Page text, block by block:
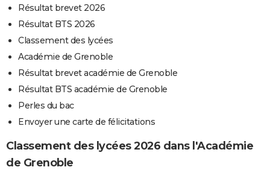
Résultat brevet 2026
Résultat BTS 2026
Classement des lycées
Académie de Grenoble
Résultat brevet académie de Grenoble
Résultat BTS académie de Grenoble
Perles du bac
Envoyer une carte de félicitations
Classement des lycées 2026 dans l'Académie
de Grenoble